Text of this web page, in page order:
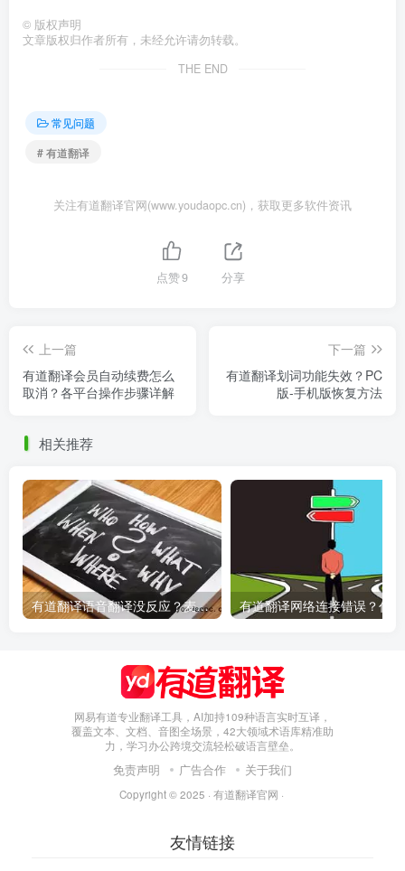
© 版权声明
文章版权归作者所有，未经允许请勿转载。
THE END
常见问题
# 有道翻译
关注有道翻译官网(www.youdaopc.cn)，获取更多软件资讯
点赞9 分享
上一篇
有道翻译会员自动续费怎么
取消？各平台操作步骤详解
下一篇
有道翻译划词功能失效？PC
版-手机版恢复方法
相关推荐
有道翻译语音翻译没反应？麦克风权限设置指南
网易有道专业翻译工具，AI加持109种语言实时互译，
覆盖文本、文档、音图全场景，42大领域术语库精准助
力，学习办公跨境交流轻松破语言壁垒。
免责声明 广告合作 关于我们
Copyright © 2025 · 有道翻译官网 ·
友情链接